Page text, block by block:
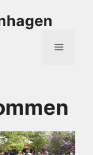
Menü